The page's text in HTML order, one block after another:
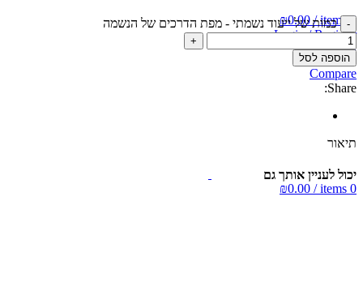
0
items
/
₪0.00
Login / Register
Menu
0
items
/
₪0.00
כמות של ייעוד נשמתי - מפת הדרכים של הנשמה
הוספה לסל
Compare
Share:
תיאור
יכול לעניין אותך גם